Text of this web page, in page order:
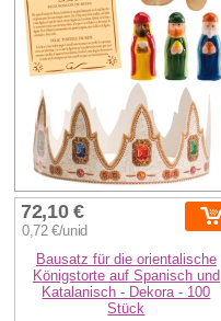
72,10 €
0,72 €/unid
Bausatz für die orientalische
Königstorte auf Spanisch und
Katalanisch - Dekora - 100
Stück